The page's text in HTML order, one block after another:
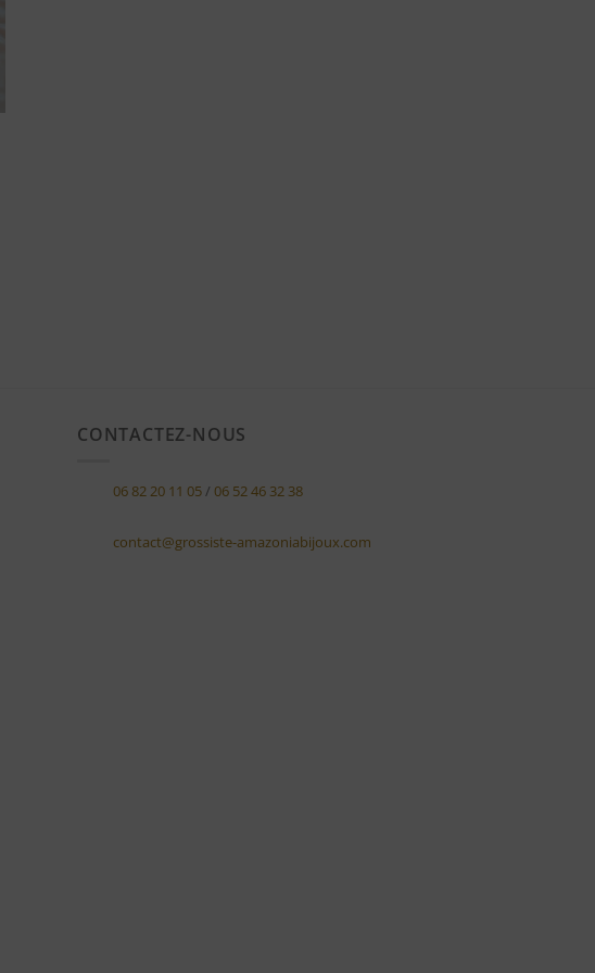
CONTACTEZ-NOUS
06 82 20 11 05/ 06 52 46 32 38
contact@grossiste-amazoniabijoux.com